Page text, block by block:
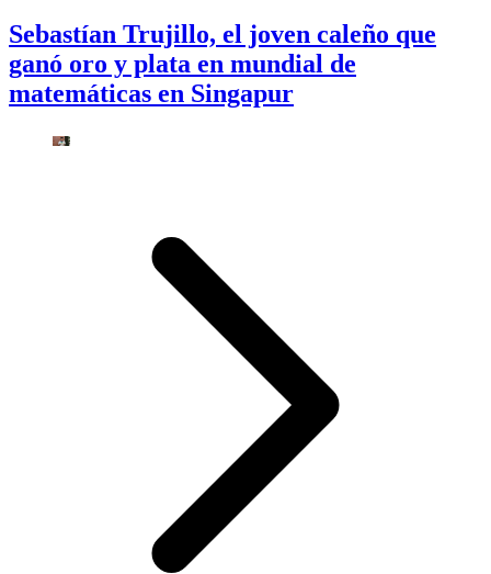
Sebastían Trujillo, el joven caleño que
ganó oro y plata en mundial de
matemáticas en Singapur